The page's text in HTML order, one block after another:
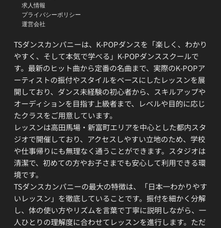
TSダンスカンパニーは、K-POPダンスを「楽しく、わかり
やすく、そして本気で学べる」K-POPダンススクールで
す。最新のヒット曲から定番の名曲まで、実際のK-POPア
ーティストの振付やスタイルをベースにしたレッスンを展
開しており、ダンス未経験の初心者から、スキルアップや
オーディションを目指す上級者まで、レベルや目的に応じ
たクラスをご用意しています。
レッスンは高田馬場・新富町エリアを中心とした都内スタ
ジオで開催しており、アクセスしやすい立地のため、学校
や仕事帰りにも無理なく通うことができます。スタジオは
清潔で、初めての方やお子さまでも安心して利用できる環
境です。
TSダンスカンパニーの最大の特徴は、「日本一わかりやす
いレッスン」を徹底していることです。振付を細かく分解
し、体の使い方やリズムを言葉で丁寧に説明しながら、一
人ひとりの理解度に合わせてレッスンを進行します。ただ
求人情報
プライバシーポリシー
運営会社